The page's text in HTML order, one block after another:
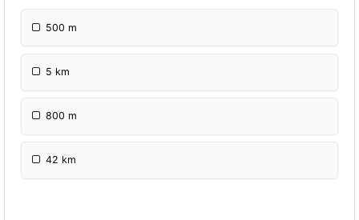
500 m
5 km
800 m
42 km